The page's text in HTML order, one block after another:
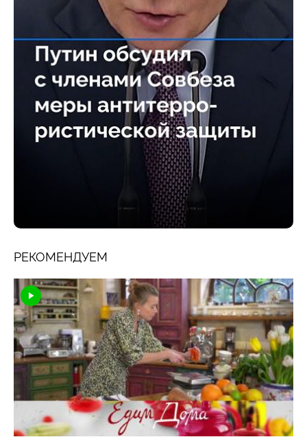
РЕКОМЕНДУЕМ